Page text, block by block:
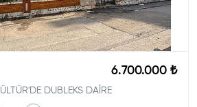
6.700.000 ₺
DUBLEKS DAİRE